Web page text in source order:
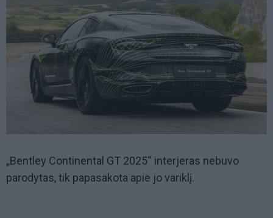
„Bentley Continental GT 2025“ interjeras nebuvo
parodytas, tik papasakota apie jo variklį.